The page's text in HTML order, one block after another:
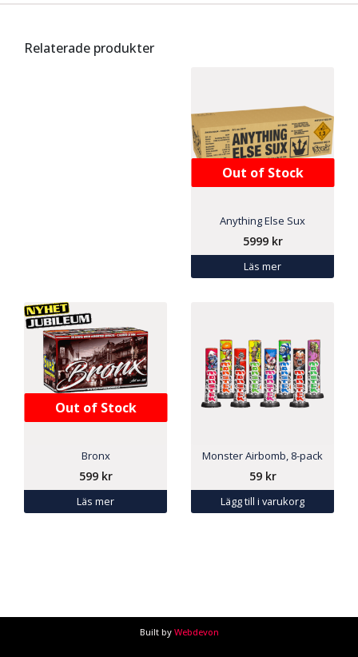
Relaterade produkter
Out of Stock
Anything Else Sux
5999 kr
Läs mer
Out of Stock
Bronx
599 kr
Läs mer
Monster Airbomb, 8-pack
59 kr
Lägg till i varukorg
Built by Webdevon